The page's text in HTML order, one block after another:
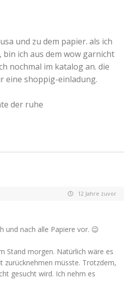
und zu dem papier. als ich
ich aus dem wow garnicht
nochmal im katalog an. die
eine shoppig-einladung.
der ruhe
12 Jahre zuvor
und nach alle Papiere vor. 😉
Stand morgen. Natürlich wäre es
zurücknehmen müsste. Trotzdem,
gesucht wird. Ich nehm es